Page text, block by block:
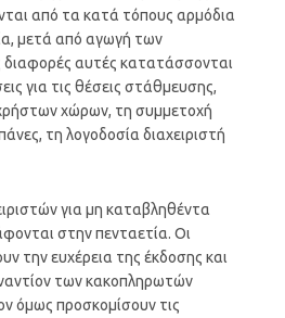
από τα κατά τόπους αρμόδια
μετά από αγωγή των
διαφορές αυτές κατατάσσονται
για τις θέσεις στάθμευσης,
χώρων, τη συμμετοχή
τη λογοδοσία διαχειριστή
για μη καταβληθέντα
στην πενταετία. Οι
την ευχέρεια της έκδοσης και
των κακοπληρωτών
όμως προσκομίσουν τις